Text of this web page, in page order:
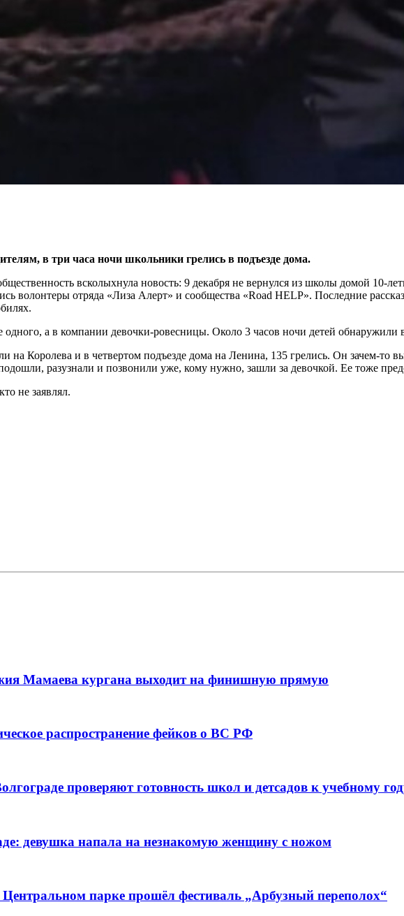
в три часа ночи школьники грелись в подъезде дома.
всколыхнула новость: 9 декабря не вернулся из школы домой 10-
отряда «Лиза Алерт» и сообщества «Road HELP». Последние
а в компании девочки-ровесницы. Около 3 часов ночи детей
Королева и в четвертом подъезде дома на Ленина, 135 грелись. Он зачем-то
разузнали и позвонили уже, кому нужно, зашли за девочкой. Ее тоже
не заявлял.
Мамаева кургана выходит на финишную прямую
распространение фейков о ВС РФ
проверяют готовность школ и детсадов к учебному
девушка напала на незнакомую женщину с ножом
парке прошёл фестиваль „Арбузный переполох“